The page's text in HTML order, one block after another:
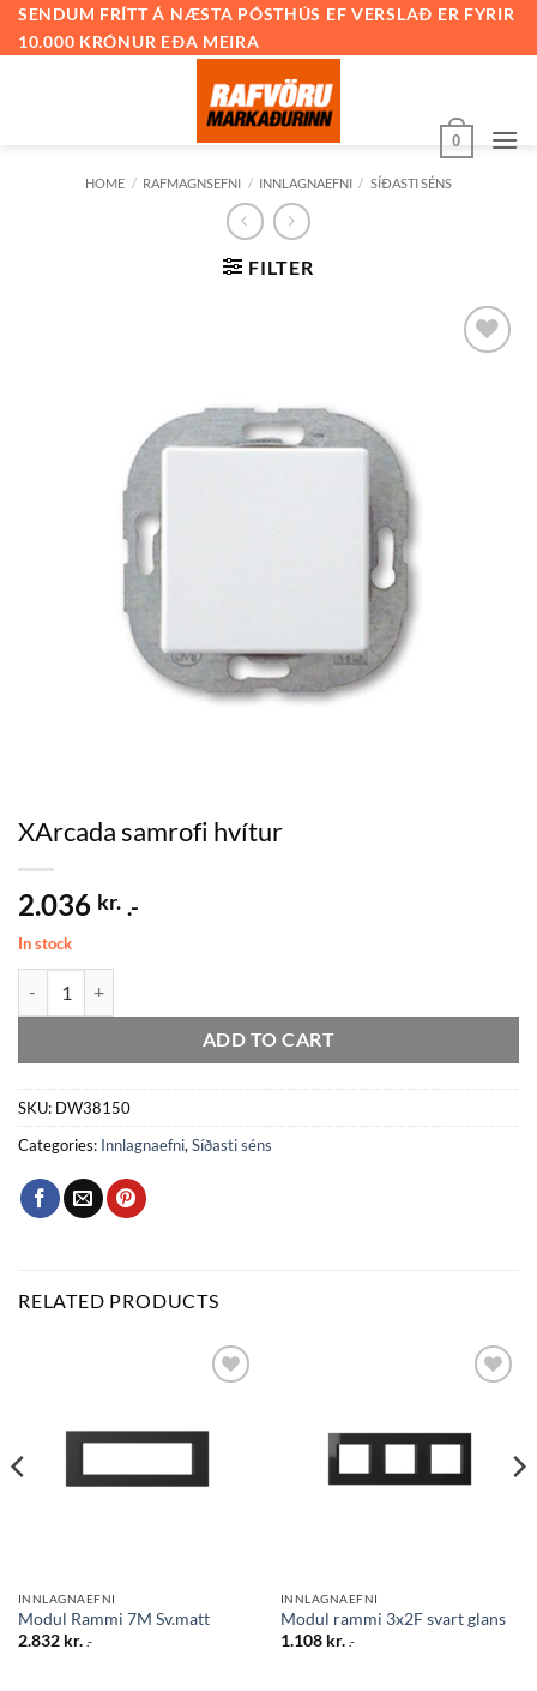
SkipSENDUM FRÍTT Á NÆSTA PÓSTHÚS EF VERSLAÐ ER FYRIR
10.000 KRÓNUR EÐA MEIRA
0
HOME / RAFMAGNSEFNI / INNLAGNAEFNI / SÍÐASTI SÉNS
FILTER
XArcada samrofi hvítur
2.036 kr. .-
In stock
ADD TO CART
SKU: DW38150
Categories: Innlagnaefni, Síðasti séns
RELATED PRODUCTS
óskalista
INNLAGNAEFNI
Modul Rammi 7M Sv.matt
2.832 kr. .-
óskalista
INNLAGNAEFNI
Modul rammi 3x2F svart glans
1.108 kr. .-